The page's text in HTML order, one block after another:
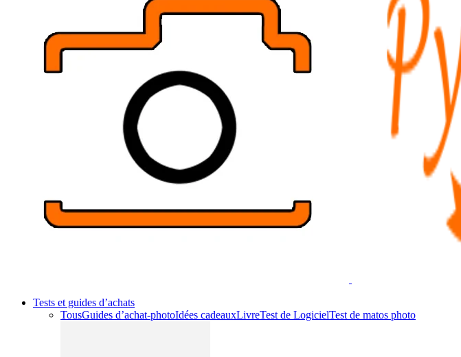
Tests et guides d’achats
TousGuides d’achat-photoIdées cadeauxLivreTest de LogicielTest de matos photo